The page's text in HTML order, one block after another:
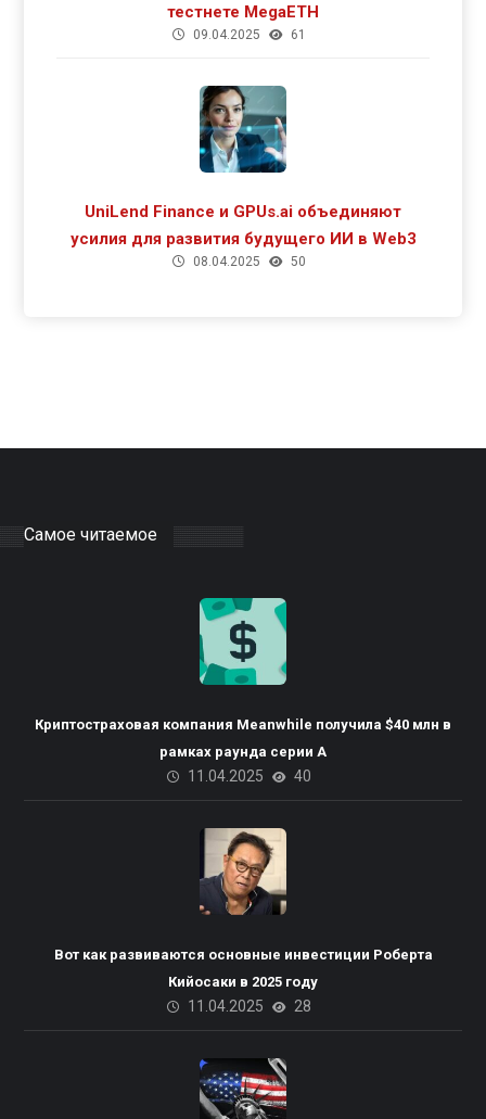
тестнете MegaETH
09.04.2025 61
UniLend Finance и GPUs.ai объединяют
усилия для развития будущего ИИ в Web3
08.04.2025 50
Самое читаемое
Криптостраховая компания Meanwhile получила $40 млн в
рамках раунда серии А
11.04.2025 40
Вот как развиваются основные инвестиции Роберта
Кийосаки в 2025 году
11.04.2025 28